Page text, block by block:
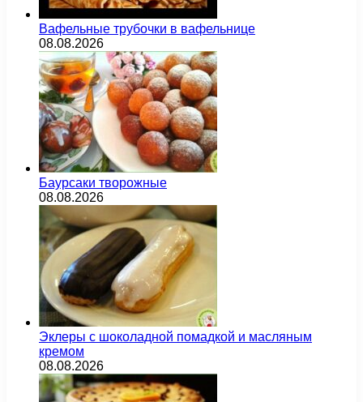
Вафельные трубочки в вафельнице
08.08.2026
Баурсаки творожные
08.08.2026
Эклеры с шоколадной помадкой и масляным
кремом
08.08.2026